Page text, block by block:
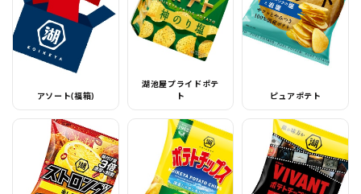
アソート(福箱)
湖池屋プライドポテ
ト
ピュアポテト